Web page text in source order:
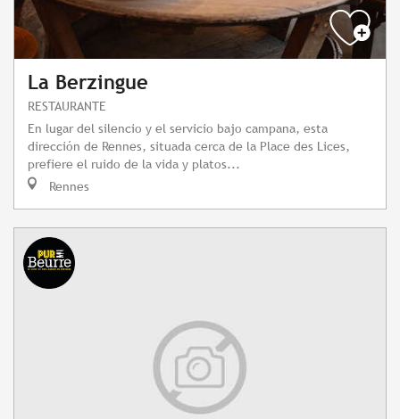
La Berzingue
RESTAURANTE
En lugar del silencio y el servicio bajo campana, esta
dirección de Rennes, situada cerca de la Place des Lices,
prefiere el ruido de la vida y platos...
Rennes